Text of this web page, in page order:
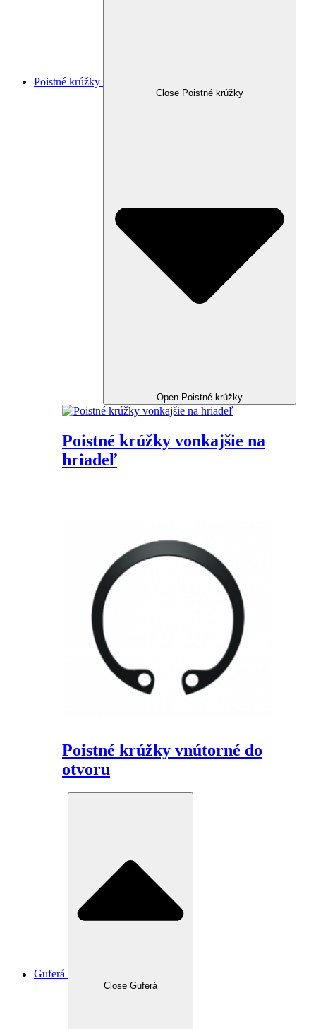
Poistné krúžky
Close Poistné krúžky
Open Poistné krúžky
Poistné krúžky vonkajšie na
hriadeľ
Poistné krúžky vnútorné do
otvoru
Guferá
Close Guferá